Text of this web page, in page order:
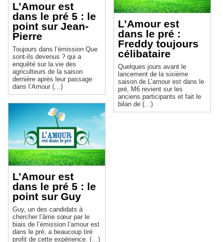
L’Amour est
dans le pré 5 : le
point sur Jean-
Pierre
Toujours dans l’émission Que
sont-ils devenus ? qui a
enquêté sur la vie des
agriculteurs de la saison
dernière après leur passage
dans l’Amour (…)
L’Amour est
dans le pré 5 : le
point sur Guy
Guy, un des candidats à
chercher l’âme sœur par le
biais de l’émission l’amour est
dans le pré, a beaucoup tiré
profit de cette expérience. (…)
L’Amour est
dans le pré :
Freddy toujours
célibataire
Quelques jours avant le
lancement de la sixième
saison de L’amour est dans le
pré, M6 revient sur les
anciens participants et fait le
bilan de (…)